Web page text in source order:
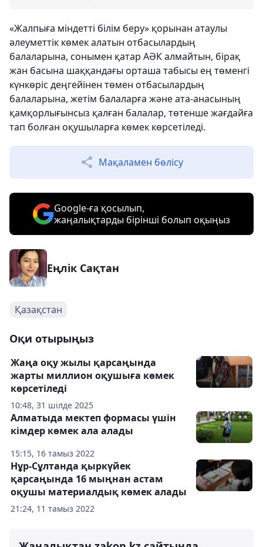
«Жалпыға міндетті білім беру» қорынан атаулы
әлеуметтік көмек алатын отбасылардың
балаларына, сонымен қатар АӘК алмайтын, бірақ
жан басына шаққандағы орташа табысы ең төменгі
күнкөріс деңгейінен төмен отбасылардың
балаларына, жетім балаларға және ата-анасының
қамқорлығынсыз қалған балалар, төтенше жағдайға
тап болған оқушыларға көмек көрсетіледі.
Мақаламен бөлісу
Google-ға қосылып,
жаңалықтарды бірінші болып оқыңыз
Еңлік Сақтан
Қазақстан
Оқи отырыңыз
10:48, 31 шілде 2025
Жаңа оқу жылы қарсаңында
жарты миллион оқушыға көмек
көрсетіледі
15:15, 16 тамыз 2022
Алматыда мектеп формасы үшін
кімдер көмек ала алады
21:24, 11 тамыз 2022
Нұр-Сұлтанда қыркүйек
қарсаңында 16 мыңнан астам
оқушы материалдық көмек алады